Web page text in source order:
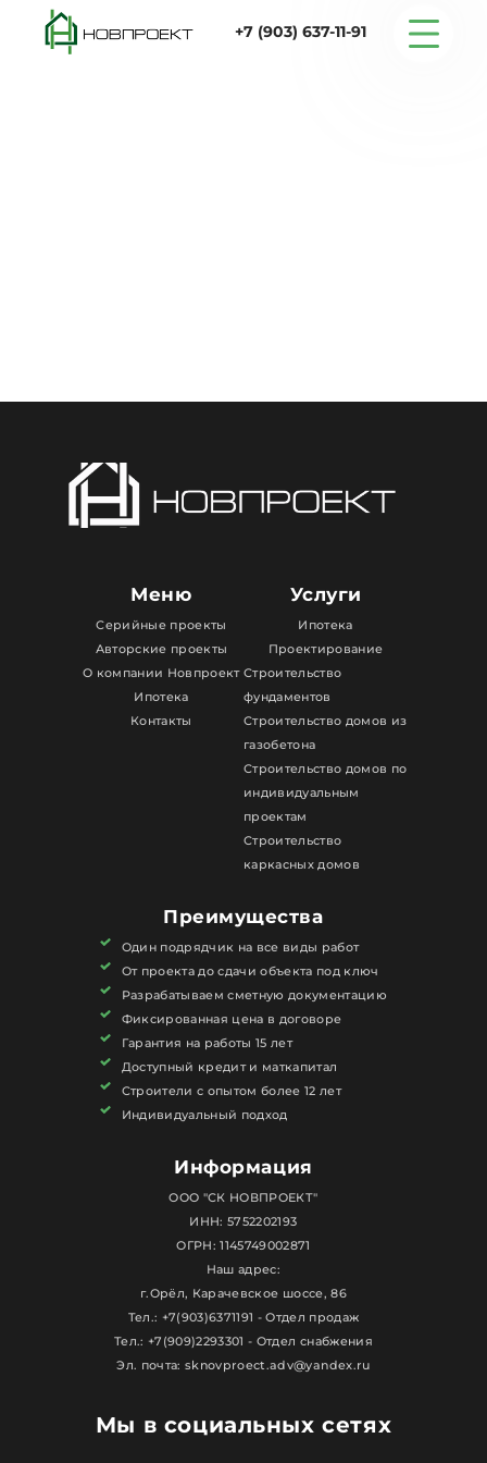
+7 (903) 637-11-91
Статьи
Контакты
Мы в социальных сетях
Меню
Серийные проекты
Авторские проекты
О компании Новпроект
Ипотека
Контакты
Услуги
Ипотека
Проектирование
Строительство
фундаментов
Строительство домов из
газобетона
Строительство домов по
индивидуальным
проектам
Строительство
каркасных домов
Преимущества
Один подрядчик на все виды работ
От проекта до сдачи объекта под ключ
Разрабатываем сметную документацию
Фиксированная цена в договоре
Гарантия на работы 15 лет
Доступный кредит и маткапитал
Строители с опытом более 12 лет
Индивидуальный подход
Информация
ООО "СК НОВПРОЕКТ"
ИНН: 5752202193
ОГРН: 1145749002871
Наш адрес:
г.Орёл, Карачевское шоссе, 86
Тел.: +7(903)6371191 - Отдел продаж
Тел.: +7(909)2293301 - Отдел снабжения
Эл. почта: sknovproect.adv@yandex.ru